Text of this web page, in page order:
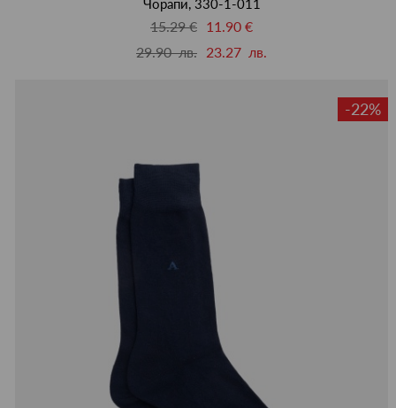
Чорапи, 330-1-011
15.29 € 11.90 €
29.90 лв. 23.27 лв.
-22%